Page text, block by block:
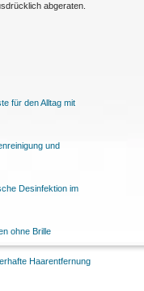
abgeraten.
für den Alltag mit
und
Desinfektion im
ohne Brille
Haarentfernung